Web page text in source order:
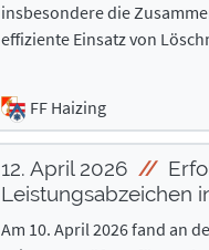
insbesondere die
effiziente Einsatz von
FF Haizing
12. April 2026
Leistungsabzeichen
Am 10. April 2026 fand an